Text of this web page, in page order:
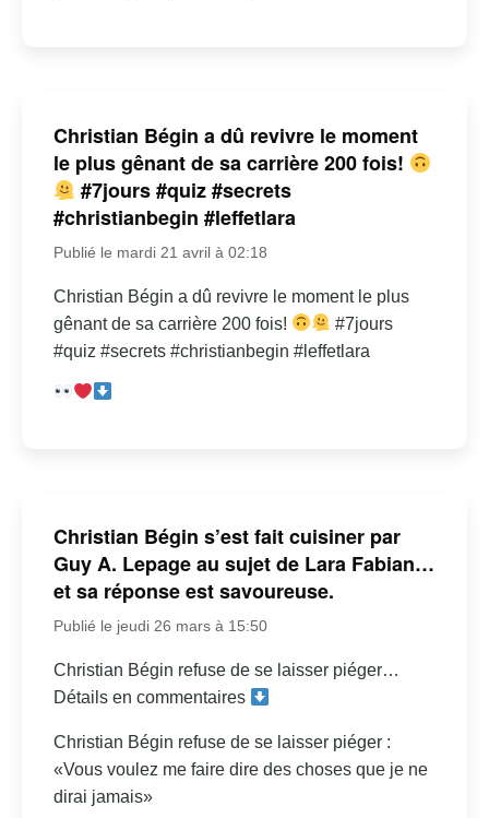
Christian Bégin a dû revivre le moment
le plus gênant de sa carrière 200 fois!
#7jours #quiz #secrets
#christianbegin #leffetlara
Publié le mardi 21 avril à 02:18
Christian Bégin a dû revivre le moment le plus
gênant de sa carrière 200 fois!
#7jours
#quiz #secrets #christianbegin #leffetlara
Christian Bégin s’est fait cuisiner par
Guy A. Lepage au sujet de Lara Fabian…
et sa réponse est savoureuse.
Publié le jeudi 26 mars à 15:50
Christian Bégin refuse de se laisser piéger…
Détails en commentaires
Christian Bégin refuse de se laisser piéger :
«Vous voulez me faire dire des choses que je ne
dirai jamais»